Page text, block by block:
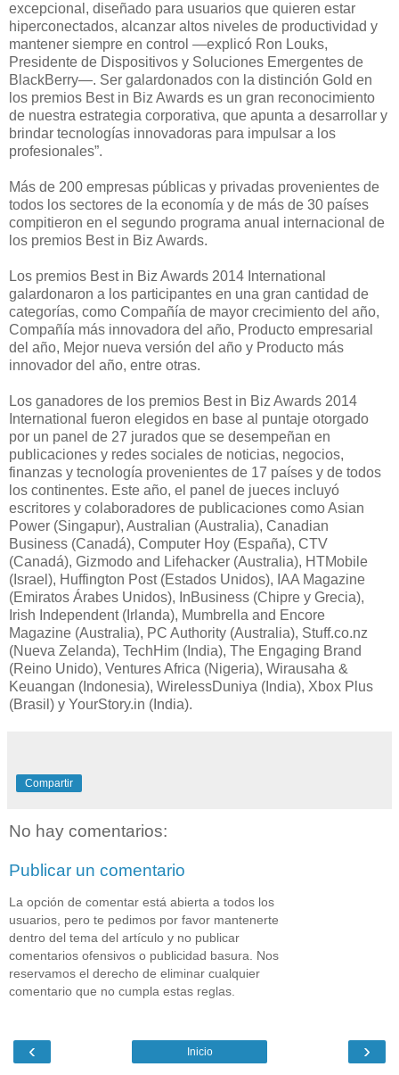
excepcional, diseñado para usuarios que quieren estar
hiperconectados, alcanzar altos niveles de productividad y
mantener siempre en control —explicó Ron Louks,
Presidente de Dispositivos y Soluciones Emergentes de
BlackBerry—. Ser galardonados con la distinción Gold en
los premios Best in Biz Awards es un gran reconocimiento
de nuestra estrategia corporativa, que apunta a desarrollar y
brindar tecnologías innovadoras para impulsar a los
profesionales”.
Más de 200 empresas públicas y privadas provenientes de
todos los sectores de la economía y de más de 30 países
compitieron en el segundo programa anual internacional de
los premios Best in Biz Awards.
Los premios Best in Biz Awards 2014 International
galardonaron a los participantes en una gran cantidad de
categorías, como Compañía de mayor crecimiento del año,
Compañía más innovadora del año, Producto empresarial
del año, Mejor nueva versión del año y Producto más
innovador del año, entre otras.
Los ganadores de los premios Best in Biz Awards 2014
International fueron elegidos en base al puntaje otorgado
por un panel de 27 jurados que se desempeñan en
publicaciones y redes sociales de noticias, negocios,
finanzas y tecnología provenientes de 17 países y de todos
los continentes. Este año, el panel de jueces incluyó
escritores y colaboradores de publicaciones como Asian
Power (Singapur), Australian (Australia), Canadian
Business (Canadá), Computer Hoy (España), CTV
(Canadá), Gizmodo and Lifehacker (Australia), HTMobile
(Israel), Huffington Post (Estados Unidos), IAA Magazine
(Emiratos Árabes Unidos), InBusiness (Chipre y Grecia),
Irish Independent (Irlanda), Mumbrella and Encore
Magazine (Australia), PC Authority (Australia), Stuff.co.nz
(Nueva Zelanda), TechHim (India), The Engaging Brand
(Reino Unido), Ventures Africa (Nigeria), Wirausaha &
Keuangan (Indonesia), WirelessDuniya (India), Xbox Plus
(Brasil) y YourStory.in (India).
Compartir
No hay comentarios:
Publicar un comentario
La opción de comentar está abierta a todos los
usuarios, pero te pedimos por favor mantenerte
dentro del tema del artículo y no publicar
comentarios ofensivos o publicidad basura. Nos
reservamos el derecho de eliminar cualquier
comentario que no cumpla estas reglas.
‹ ›
Inicio